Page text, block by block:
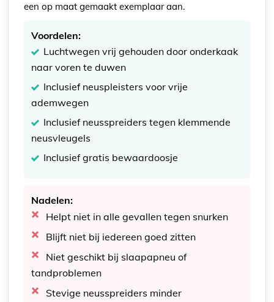
een op maat gemaakt exemplaar aan.
Voordelen:
Luchtwegen vrij gehouden door onderkaak
naar voren te duwen
Inclusief neuspleisters voor vrije
ademwegen
Inclusief neusspreiders tegen klemmende
neusvleugels
Inclusief gratis bewaardoosje
Nadelen:
Helpt niet in alle gevallen tegen snurken
Blijft niet bij iedereen goed zitten
Niet geschikt bij slaapapneu of
tandproblemen
Stevige neusspreiders minder